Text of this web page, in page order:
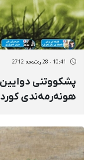
10:41 - 28 رەشەمه 2712
هونەرمەندی کورد